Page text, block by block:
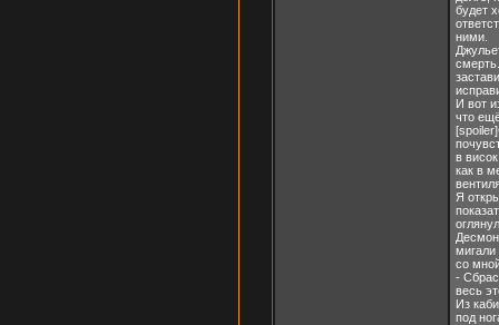
будет
ними.
И вот
что
в
как в
Я
мигали
со
-
весь
Из
под